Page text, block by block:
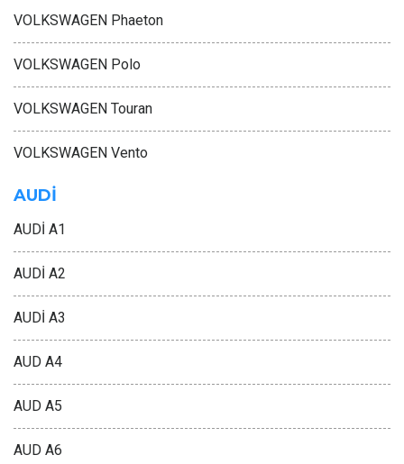
VOLKSWAGEN Phaeton
VOLKSWAGEN Polo
VOLKSWAGEN Touran
VOLKSWAGEN Vento
AUDİ
AUDİ A1
AUDİ A2
AUDİ A3
AUD A4
AUD A5
AUD A6